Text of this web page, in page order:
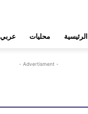
الرئيسية محليات
- Advertisment -